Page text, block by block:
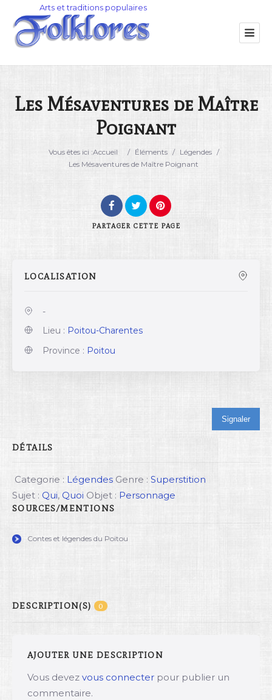
Les Mésaventures de Maître
Poignant
Vous êtes ici :Accueil / Éléments / Légendes /
Les Mésaventures de Maître Poignant
PARTAGER CETTE PAGE
LOCALISATION
-
Lieu : Poitou-Charentes
Province : Poitou
Signaler
DÉTAILS
Categorie : Légendes Genre : Superstition
Sujet : Qui, Quoi Objet : Personnage
SOURCES/MENTIONS
Contes et légendes du Poitou
DESCRIPTION(S) 0
AJOUTER UNE DESCRIPTION
Vous devez vous connecter pour publier un
commentaire.